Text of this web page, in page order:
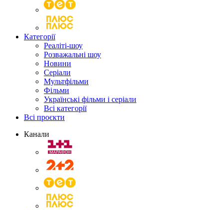
Категорії
Реаліті-шоу
Розважальні шоу
Новини
Серіали
Мультфільми
Фільми
Українські фільми і серіали
Всі категорії
Всі проєкти
Канали